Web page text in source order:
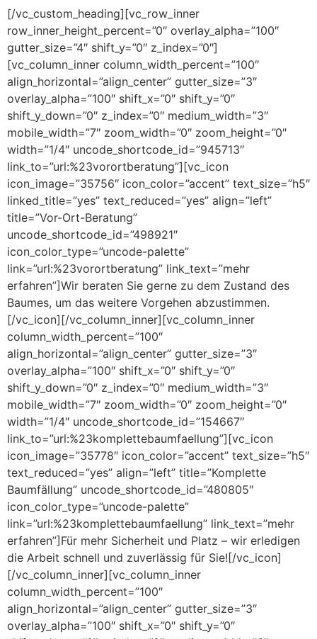
[/vc_custom_heading][vc_row_inner
row_inner_height_percent=”0″ overlay_alpha=”100″
gutter_size=”4″ shift_y=”0″ z_index=”0″]
[vc_column_inner column_width_percent=”100″
align_horizontal=”align_center” gutter_size=”3″
overlay_alpha=”100″ shift_x=”0″ shift_y=”0″
shift_y_down=”0″ z_index=”0″ medium_width=”3″
mobile_width=”7″ zoom_width=”0″ zoom_height=”0″
width=”1/4″ uncode_shortcode_id=”945713″
link_to=”url:%23vorortberatung”][vc_icon
icon_image=”35756″ icon_color=”accent” text_size=”h5″
linked_title=”yes” text_reduced=”yes” align=”left”
title=”Vor-Ort-Beratung”
uncode_shortcode_id=”498921″
icon_color_type=”uncode-palette”
link=”url:%23vorortberatung” link_text=”mehr
erfahren”]Wir beraten Sie gerne zu dem Zustand des
Baumes, um das weitere Vorgehen abzustimmen.
[/vc_icon][/vc_column_inner][vc_column_inner
column_width_percent=”100″
align_horizontal=”align_center” gutter_size=”3″
overlay_alpha=”100″ shift_x=”0″ shift_y=”0″
shift_y_down=”0″ z_index=”0″ medium_width=”3″
mobile_width=”7″ zoom_width=”0″ zoom_height=”0″
width=”1/4″ uncode_shortcode_id=”154667″
link_to=”url:%23komplettebaumfaellung”][vc_icon
icon_image=”35778″ icon_color=”accent” text_size=”h5″
text_reduced=”yes” align=”left” title=”Komplette
Baumfällung” uncode_shortcode_id=”480805″
icon_color_type=”uncode-palette”
link=”url:%23komplettebaumfaellung” link_text=”mehr
erfahren”]Für mehr Sicherheit und Platz – wir erledigen
die Arbeit schnell und zuverlässig für Sie![/vc_icon]
[/vc_column_inner][vc_column_inner
column_width_percent=”100″
align_horizontal=”align_center” gutter_size=”3″
overlay_alpha=”100″ shift_x=”0″ shift_y=”0″